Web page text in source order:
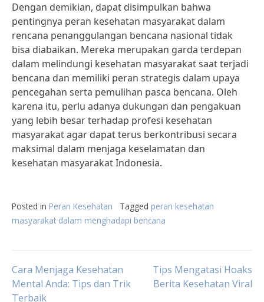
Dengan demikian, dapat disimpulkan bahwa
pentingnya peran kesehatan masyarakat dalam
rencana penanggulangan bencana nasional tidak
bisa diabaikan. Mereka merupakan garda terdepan
dalam melindungi kesehatan masyarakat saat terjadi
bencana dan memiliki peran strategis dalam upaya
pencegahan serta pemulihan pasca bencana. Oleh
karena itu, perlu adanya dukungan dan pengakuan
yang lebih besar terhadap profesi kesehatan
masyarakat agar dapat terus berkontribusi secara
maksimal dalam menjaga keselamatan dan
kesehatan masyarakat Indonesia.
Posted in Peran Kesehatan Tagged peran kesehatan
masyarakat dalam menghadapi bencana
Post
Cara Menjaga Kesehatan
Mental Anda: Tips dan Trik
Terbaik
Tips Mengatasi Hoaks
Berita Kesehatan Viral